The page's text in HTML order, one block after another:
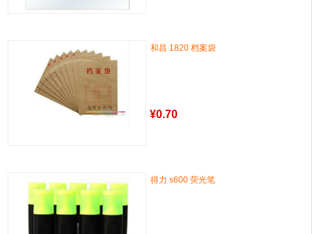
和昌 1820 档案袋
¥0.70
得力 s600 荧光笔